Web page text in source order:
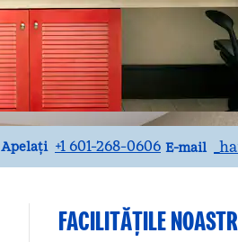
Apelați
Apel +1 601-268-0606 E-mail
E-
FACILITĂŢILE